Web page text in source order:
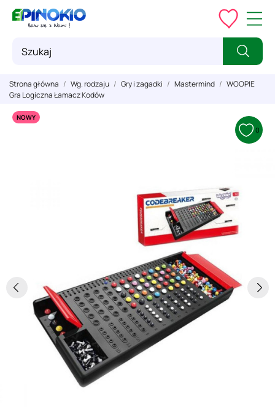
Strona główna Wg. rodzaju Gry i zagadki Mastermind
WOOPIE
Gra Logiczna Łamacz Kodów
NOWY
0